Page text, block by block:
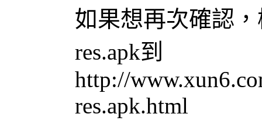
如果想再次確認
res.apk到
http://
res.apk.html